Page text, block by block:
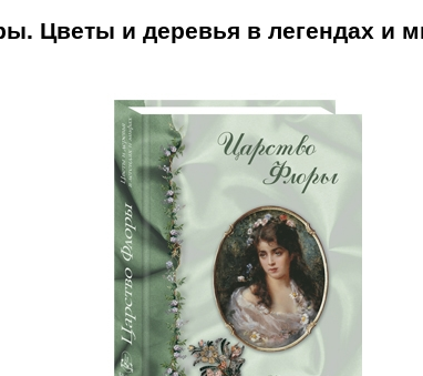
Цветы и деревья в легендах и